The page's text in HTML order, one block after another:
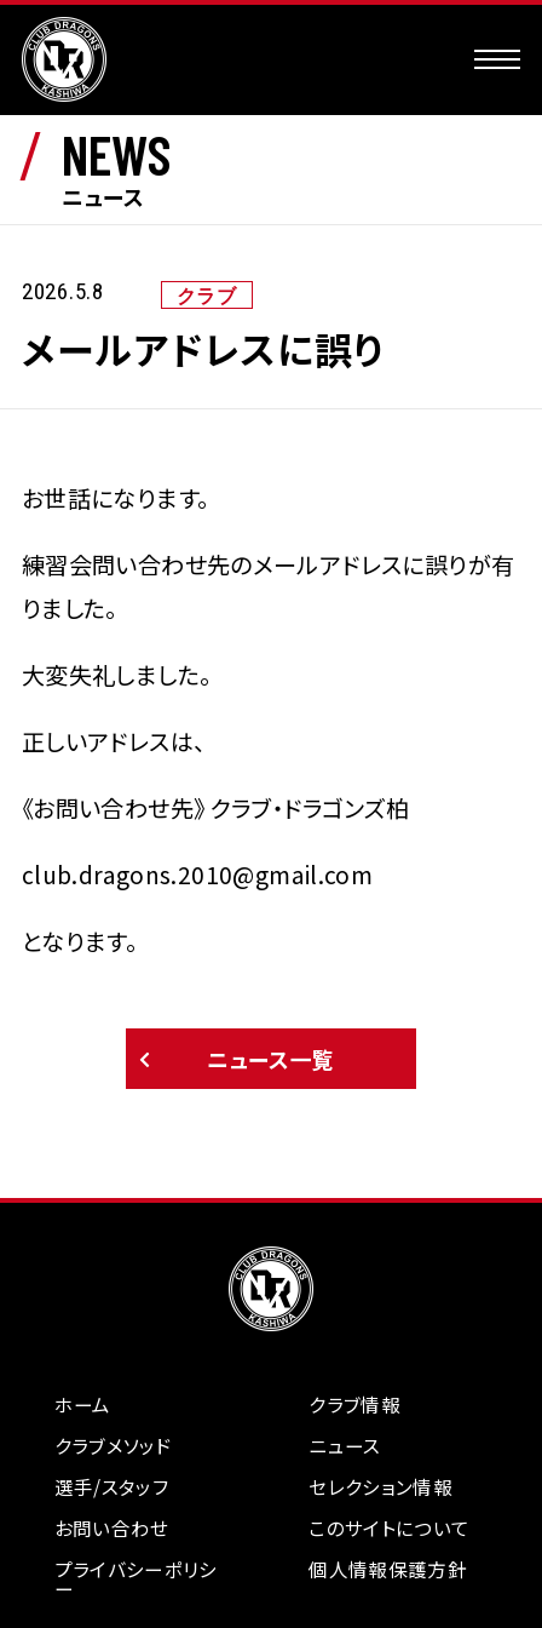
NEWS
ニュース
2026.5.8
メールアドレスに誤り
お世話になります。
練習会問い合わせ先のメールアドレスに誤りが有
りました。
大変失礼しました。
正しいアドレスは、
《お問い合わせ先》 クラブ・ドラゴンズ柏
club.dragons.2010@gmail.com
となります。
ニュース一覧
ホーム
クラブ情報
クラブメソッド
ニュース
選手/スタッフ
セレクション情報
お問い合わせ
このサイトについて
プライバシーポリシ
ー
個人情報保護方針